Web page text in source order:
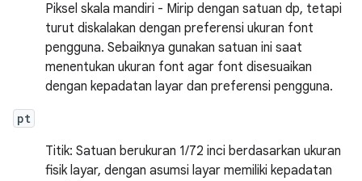
Piksel skala mandiri - Mirip dengan satuan dp, tetapi
turut diskalakan dengan preferensi ukuran font
pengguna. Sebaiknya gunakan satuan ini saat
menentukan ukuran font agar font disesuaikan
dengan kepadatan layar dan preferensi pengguna.
pt
Titik: Satuan berukuran 1/72 inci berdasarkan ukuran
fisik layar, dengan asumsi layar memiliki kepadatan